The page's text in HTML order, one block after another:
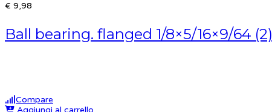
€ 9,98
Ball bearing. flanged 1/8×5/16×9/64 (2)
Compare
Aggiungi al carrello